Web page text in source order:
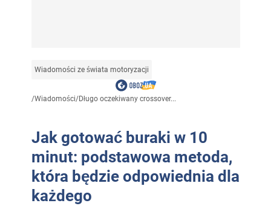
Wiadomości ze świata motoryzacji
/Wiadomości/Długo oczekiwany crossover...
Jak gotować buraki w 10
minut: podstawowa metoda,
która będzie odpowiednia dla
każdego